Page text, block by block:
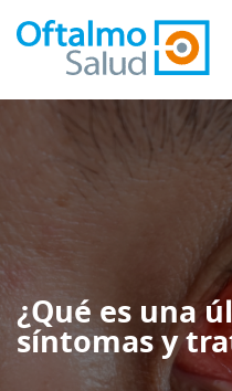
¿Qué es una
síntomas y